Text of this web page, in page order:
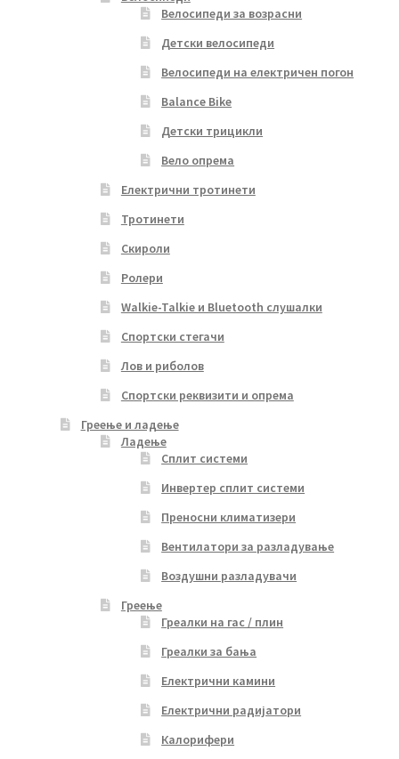
Велосипеди за возрасни
Детски велосипеди
Велосипеди на електричен погон
Balance Bike
Детски трицикли
Вело опрема
Електрични тротинети
Тротинети
Скироли
Ролери
Walkie-Talkie и Bluetooth слушалки
Спортски стегачи
Лов и риболов
Спортски реквизити и опрема
Греење и ладење
Ладење
Сплит системи
Инвертер сплит системи
Преносни климатизери
Вентилатори за разладување
Воздушни разладувачи
Греење
Греалки на гас / плин
Греалки за бања
Електрични камини
Електрични радијатори
Калорифери